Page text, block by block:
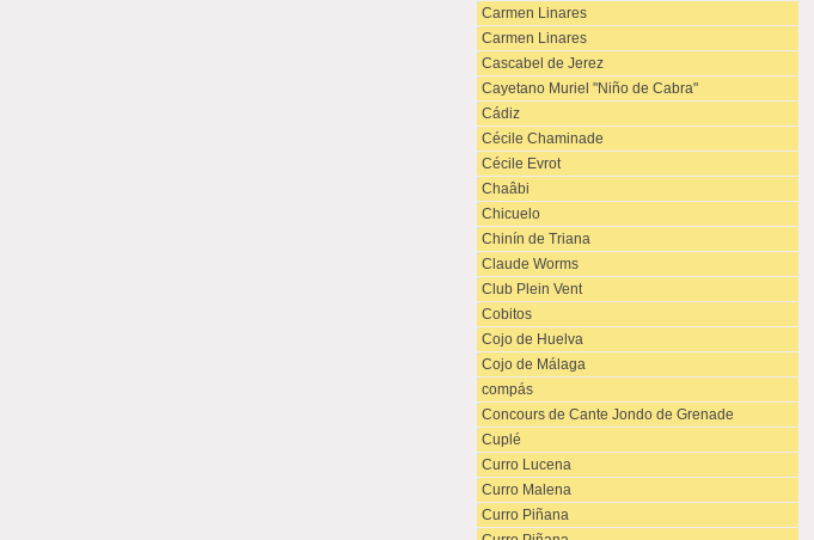
Carmen Linares
Carmen Linares
Cascabel de Jerez
Cayetano Muriel "Niño de Cabra"
Cádiz
Cécile Chaminade
Cécile Evrot
Chaâbi
Chicuelo
Chinín de Triana
Claude Worms
Club Plein Vent
Cobitos
Cojo de Huelva
Cojo de Málaga
compás
Concours de Cante Jondo de Grenade
Cuplé
Curro Lucena
Curro Malena
Curro Piñana